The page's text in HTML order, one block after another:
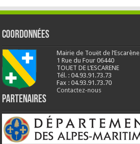
Coordonnées
Mairie de Touët de l’Escarène
1 Rue du Four 06440
TOUET DE L’ESCARENE
Tél. : 04.93.91.73.73
Fax : 04.93.91.73.70
Contactez-nous
Partenaires